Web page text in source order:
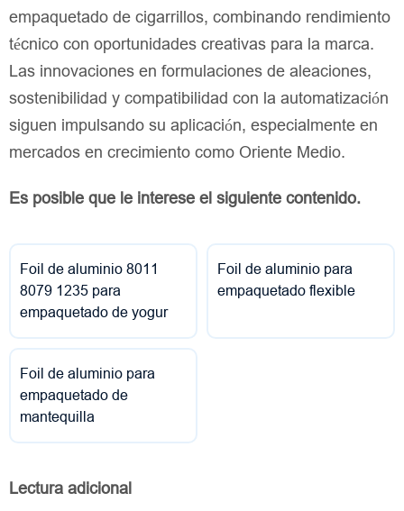
empaquetado de cigarrillos, combinando rendimiento
técnico con oportunidades creativas para la marca.
Las innovaciones en formulaciones de aleaciones,
sostenibilidad y compatibilidad con la automatización
siguen impulsando su aplicación, especialmente en
mercados en crecimiento como Oriente Medio.
Es posible que le interese el siguiente contenido.
Foil de aluminio 8011
8079 1235 para
empaquetado de yogur
Foil de aluminio para
empaquetado flexible
Foil de aluminio para
empaquetado de
mantequilla
Lectura adicional